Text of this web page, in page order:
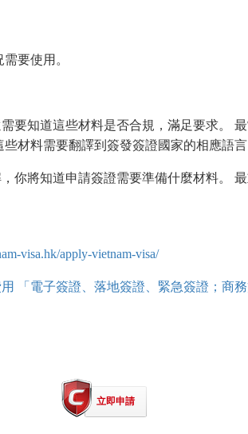
要使用。
要知道這些材料是否合規，滿足要求。
材料需要翻譯到簽發簽證國家的相應語言
你將知道申請簽證需要準備什麼材料。
visa.hk/apply-vietnam-visa/
「電子簽證、落地簽證、緊急簽證；商務
立即申請